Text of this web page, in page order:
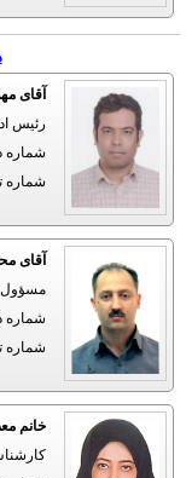
آقای
رئیس
شماره
شماره
آقای
مسؤول
شماره
شماره
خانم